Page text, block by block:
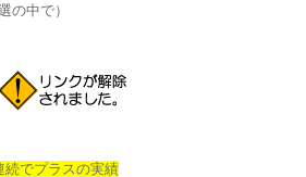
の中で）
続でプラスの実績